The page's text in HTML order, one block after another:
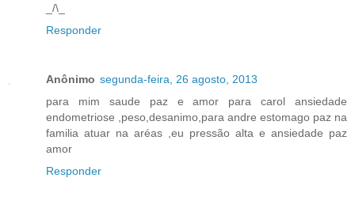
_/\_
Responder
Anônimo segunda-feira, 26 agosto, 2013
para mim saude paz e amor para carol ansiedade
endometriose ,peso,desanimo,para andre estomago paz na
familia atuar na aréas ,eu pressão alta e ansiedade paz
amor
Responder